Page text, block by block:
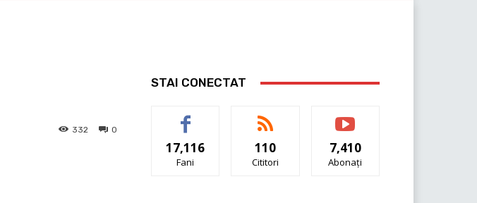
0
332
STAI CONECTAT
17,116
Fani
110
Cititori
7,410
Abonați